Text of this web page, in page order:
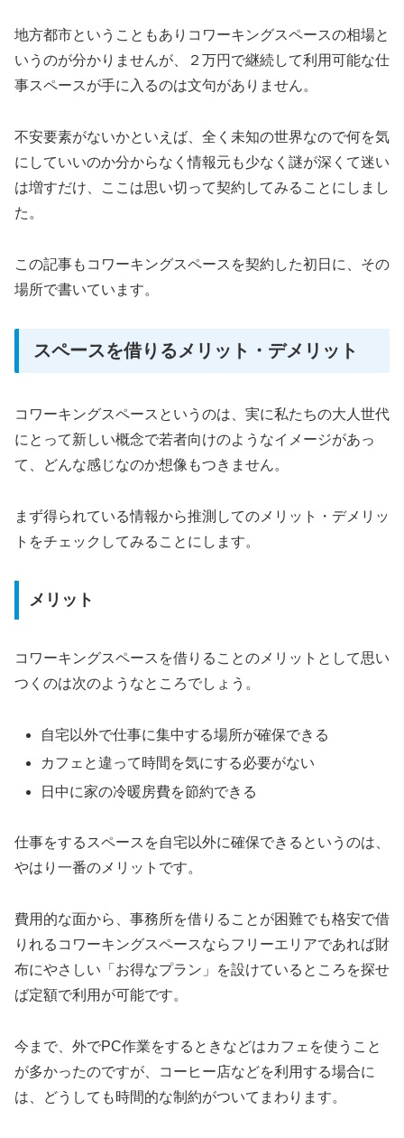
地方都市ということもありコワーキングスペースの相場と
いうのが分かりませんが、２万円で継続して利用可能な仕
事スペースが手に入るのは文句がありません。
不安要素がないかといえば、全く未知の世界なので何を気
にしていいのか分からなく情報元も少なく謎が深くて迷い
は増すだけ、ここは思い切って契約してみることにしまし
た。
この記事もコワーキングスペースを契約した初日に、その
場所で書いています。
スペースを借りるメリット・デメリット
コワーキングスペースというのは、実に私たちの大人世代
にとって新しい概念で若者向けのようなイメージがあっ
て、どんな感じなのか想像もつきません。
まず得られている情報から推測してのメリット・デメリッ
トをチェックしてみることにします。
メリット
コワーキングスペースを借りることのメリットとして思い
つくのは次のようなところでしょう。
自宅以外で仕事に集中する場所が確保できる
カフェと違って時間を気にする必要がない
日中に家の冷暖房費を節約できる
仕事をするスペースを自宅以外に確保できるというのは、
やはり一番のメリットです。
費用的な面から、事務所を借りることが困難でも格安で借
りれるコワーキングスペースならフリーエリアであれば財
布にやさしい「お得なプラン」を設けているところを探せ
ば定額で利用が可能です。
今まで、外でPC作業をするときなどはカフェを使うこと
が多かったのですが、コーヒー店などを利用する場合に
は、どうしても時間的な制約がついてまわります。